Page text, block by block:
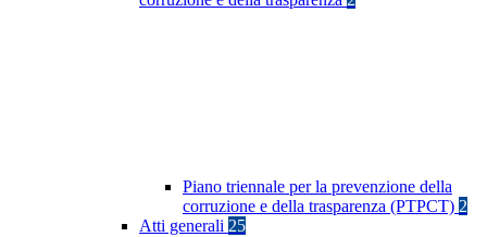
Piano triennale per la prevenzione della
corruzione e della trasparenza (PTPCT) 2
Atti generali 25